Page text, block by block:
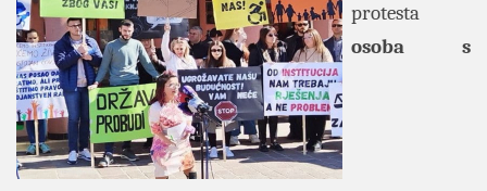
protesta
osoba s